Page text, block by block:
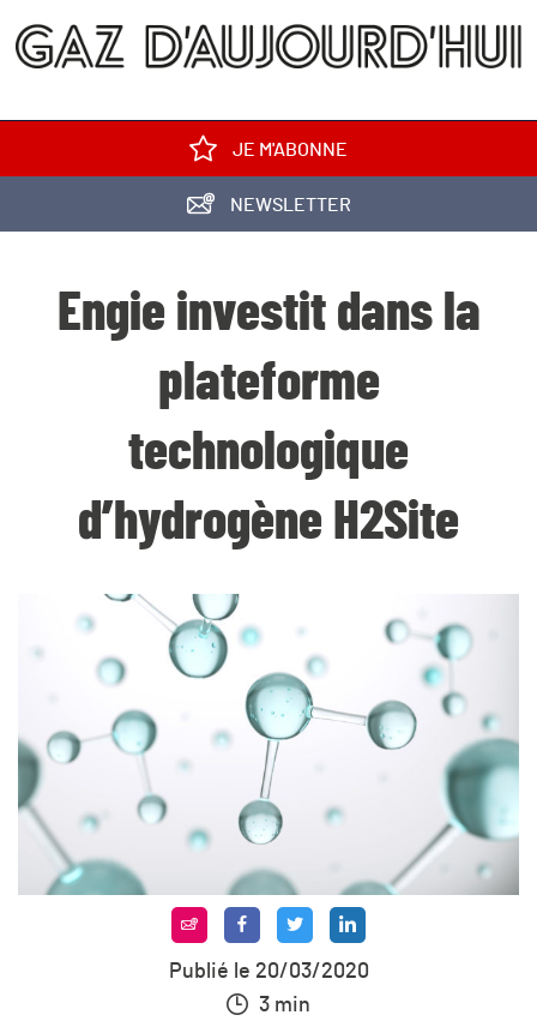
JE M'ABONNE
NEWSLETTER
Engie investit dans la
plateforme
technologique
d’hydrogène H2Site
Publié le 20/03/2020
3 min